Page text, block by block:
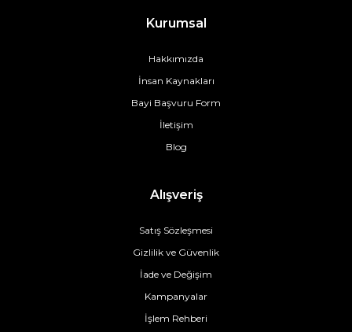
Kurumsal
Hakkımızda
İnsan Kaynakları
Bayi Başvuru Form
İletişim
Blog
Alışveriş
Satış Sözleşmesi
Gizlilik ve Güvenlik
İade ve Değişim
Kampanyalar
İşlem Rehberi